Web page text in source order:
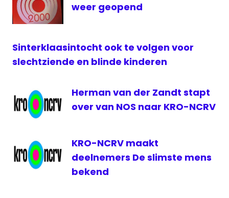
Zapp
Awards
weer geopend
Sinterklaasintocht ook te volgen voor
slechtziende en blinde kinderen
Herman van der Zandt stapt
over van NOS naar KRO-NCRV
KRO-NCRV maakt
deelnemers De slimste mens
bekend